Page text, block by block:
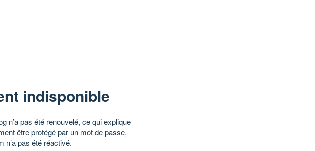
indisponible
n’a pas été renouvelé, ce qui explique
être protégé par un mot de passe,
n’a pas été réactivé.